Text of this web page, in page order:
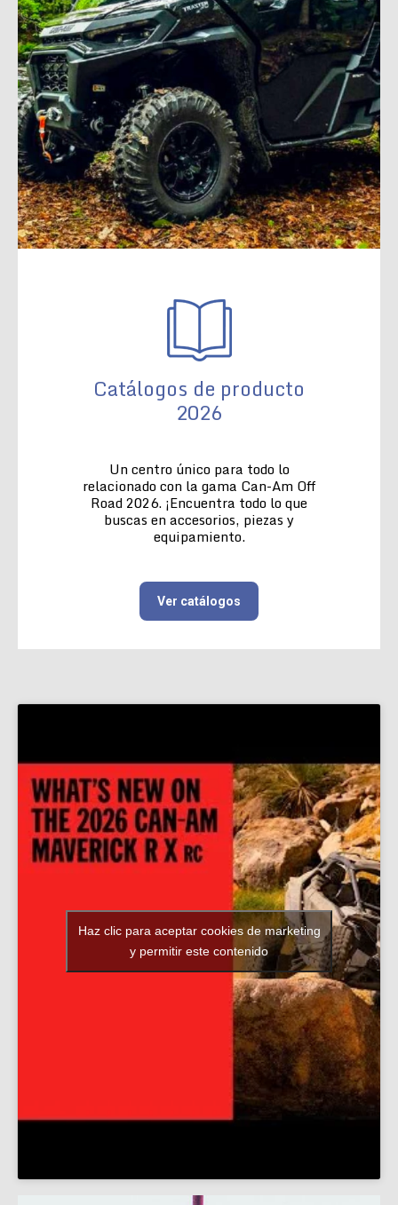
Catálogos de producto
2026
Un centro único para todo lo
relacionado con la gama Can-Am Off
Road 2026. ¡Encuentra todo lo que
buscas en accesorios, piezas y
equipamiento.
Ver catálogos
Haz clic para aceptar cookies de marketing
y permitir este contenido